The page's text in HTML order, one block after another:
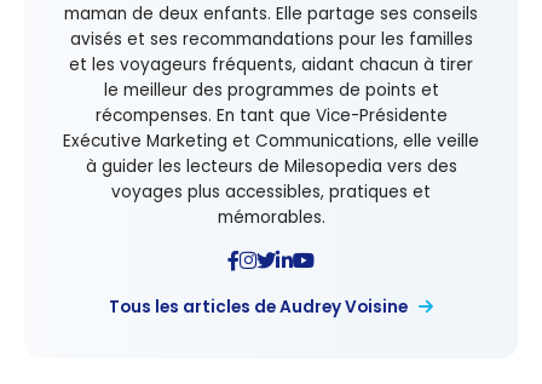
maman de deux enfants. Elle partage ses conseils
avisés et ses recommandations pour les familles
et les voyageurs fréquents, aidant chacun à tirer
le meilleur des programmes de points et
récompenses. En tant que Vice-Présidente
Exécutive Marketing et Communications, elle veille
à guider les lecteurs de Milesopedia vers des
voyages plus accessibles, pratiques et
mémorables.
Tous les articles de Audrey Voisine